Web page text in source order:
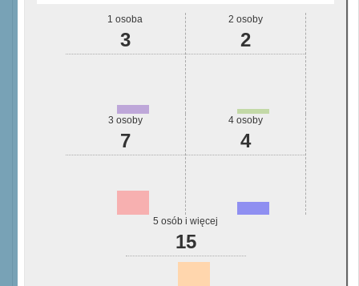
1 osoba
3
2 osoby
2
3 osoby
7
4 osoby
4
5 osób i więcej
15